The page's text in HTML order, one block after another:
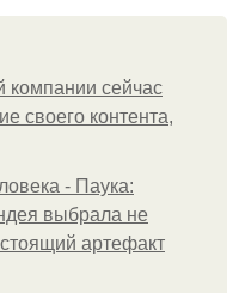
компании сейчас
своего контента,
- Паука:
выбрала не
артефакт